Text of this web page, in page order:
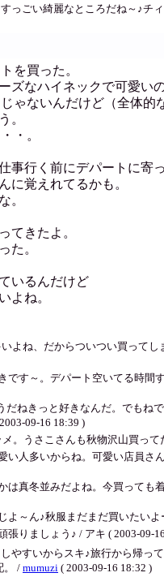
っごい綺麗なところだね～♪
を買った。
ズなハイネックで可愛い
ゃないんだけど（全体的
。
・。
事行く前にデパートに寄
に覚えれてるかも。
。
てきたよ。
た。
いるんだけど
よね。
よね、だからついつい買って
す～。デパート空いてる時間
ねきっと好きなんだ。でもね
09-16 18:39 )
。うさこさんも秋物沢山買って
人多いからね。可愛い店員さ
真冬並みだよね。今買っても
～ん♪秋服まだまだ買いたいよ
りましょう♪ / アキ ( 2003-09-
やすいからスキ♪旅行から帰っ
。 / mumuzi ( 2003-09-16 18:32 )